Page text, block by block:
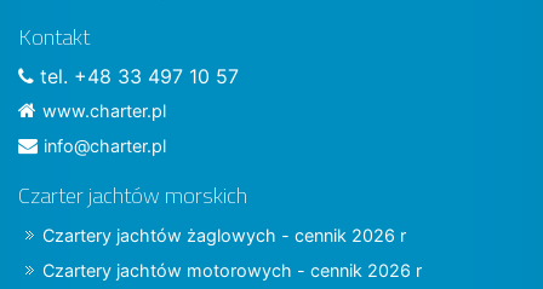
Kontakt
tel. +48 33 497 10 57
www.charter.pl
info@charter.pl
Czarter jachtów morskich
Czartery jachtów żaglowych - cennik 2026 r
Czartery jachtów motorowych - cennik 2026 r